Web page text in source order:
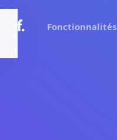
Fonctionnalités